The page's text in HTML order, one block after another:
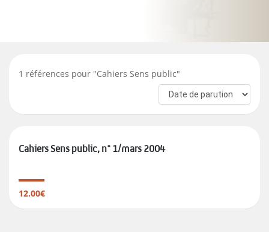
1 références pour "Cahiers Sens public"
Cahiers Sens public, n° 1/mars 2004
12.00€